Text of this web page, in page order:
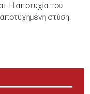
Η αποτυχία του
στύση.